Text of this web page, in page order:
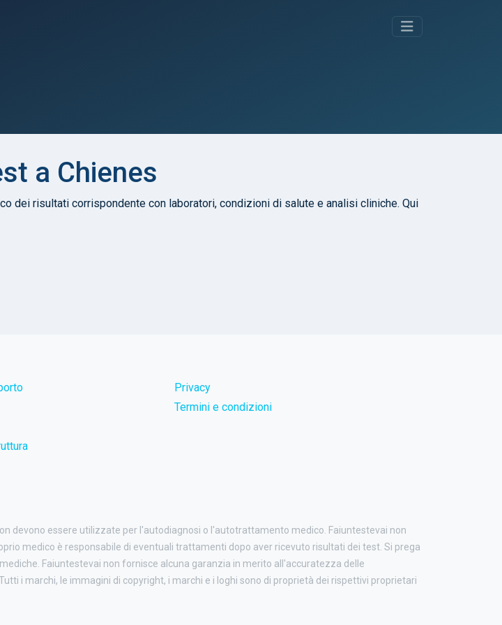
a Chienes
dei risultati corrispondente con laboratori, condizioni di salute e analisi cliniche. Qui
Privacy
Termini e condizioni
devono essere utilizzate per l'autodiagnosi o l'autotrattamento medico. Faiuntestevai non
medico è responsabile di eventuali trattamenti dopo aver ricevuto risultati dei test. Si prega
Faiuntestevai non fornisce alcuna garanzia in merito all'accuratezza delle
i marchi, le immagini di copyright, i marchi e i loghi sono di proprietà dei rispettivi proprietari